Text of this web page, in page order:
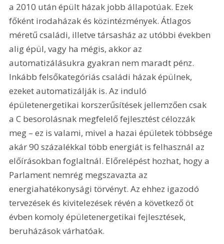
a 2010 után épült házak jobb állapotúak. Ezek
főként irodaházak és közintézmények. Átlagos
méretű családi, illetve társasház az utóbbi években
alig épül, vagy ha mégis, akkor az
automatizálásukra gyakran nem maradt pénz.
Inkább felsőkategóriás családi házak épülnek,
ezeket automatizálják is. Az induló
épületenergetikai korszerűsítések jellemzően csak
a C besorolásnak megfelelő fejlesztést célozzák
meg – ez is valami, mivel a hazai épületek többsége
akár 90 százalékkal több energiát is felhasznál az
előírásokban foglaltnál. Előrelépést hozhat, hogy a
Parlament nemrég megszavazta az
energiahatékonysági törvényt. Az ehhez igazodó
tervezések és kivitelezések révén a következő öt
évben komoly épületenergetikai fejlesztések,
beruházások várhatóak.